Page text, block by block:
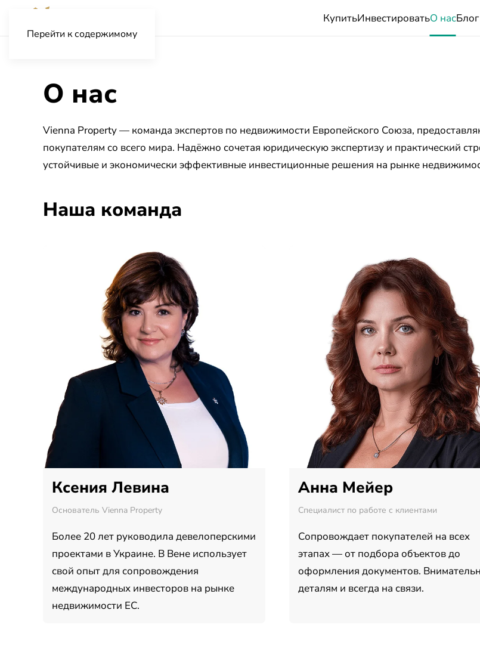
Перейти к содержимому
КупитьИнвестироватьО насБлог
О нас
Vienna Property — команда экспертов по недвижимости Европейского Союза,
покупателям со всего мира. Надёжно сочетая юридическую экспертизу и практический
устойчивые и экономически эффективные инвестиционные решения на рынке
Наша команда
Ксения Левина
Основатель Vienna Property
Более 20 лет руководила девелоперскими
проектами в Украине. В Вене использует
свой опыт для сопровождения
международных инвесторов на рынке
недвижимости ЕС.
Анна Мейер
Специалист по работе с клиентами
Сопровождает покупателей на всех
этапах — от подбора объектов до
оформления документов.
деталям и всегда на связи.